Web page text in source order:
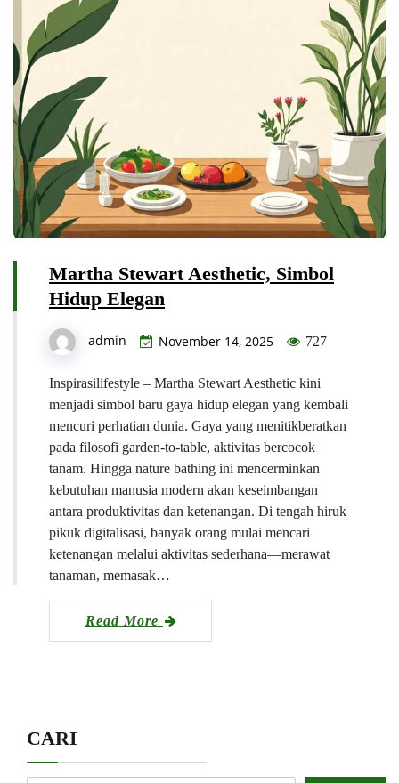
Martha Stewart Aesthetic, Simbol
Hidup Elegan
admin November 14, 2025 727
Inspirasilifestyle – Martha Stewart Aesthetic kini
menjadi simbol baru gaya hidup elegan yang kembali
mencuri perhatian dunia. Gaya yang menitikberatkan
pada filosofi garden-to-table, aktivitas bercocok
tanam. Hingga nature bathing ini mencerminkan
kebutuhan manusia modern akan keseimbangan
antara produktivitas dan ketenangan. Di tengah hiruk
pikuk digitalisasi, banyak orang mulai mencari
ketenangan melalui aktivitas sederhana—merawat
tanaman, memasak…
Read More
CARI